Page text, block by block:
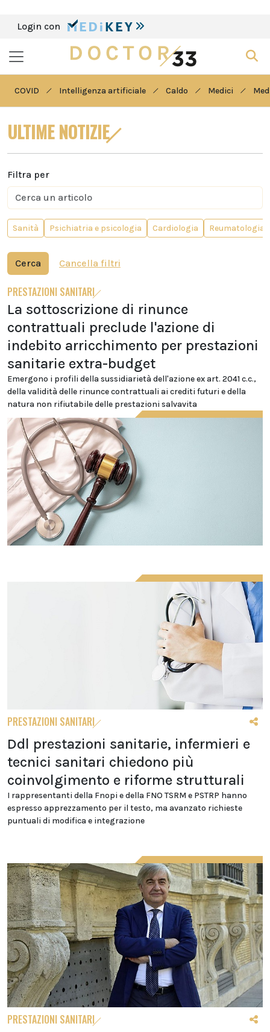
Login con
COVID Intelligenza artificiale Caldo Medici
ULTIME NOTIZIE
Filtra per
Sanità Psichiatria e psicologia Cardiologia Reumatologia
Cerca Cancella filtri
PRESTAZIONI SANITARI
La sottoscrizione di rinunce
contrattuali preclude l'azione di
indebito arricchimento per prestazioni
sanitarie extra-budget
Emergono i profili della sussidiarietà dell'azione ex art. 2041 c.c.,
della validità delle rinunce contrattuali ai crediti futuri e della
natura non rifiutabile delle prestazioni salvavita
PRESTAZIONI SANITARI
Ddl prestazioni sanitarie, infermieri e
tecnici sanitari chiedono più
coinvolgimento e riforme strutturali
I rappresentanti della Fnopi e della FNO TSRM e PSTRP hanno
espresso apprezzamento per il testo, ma avanzato richieste
puntuali di modifica e integrazione
PRESTAZIONI SANITARI